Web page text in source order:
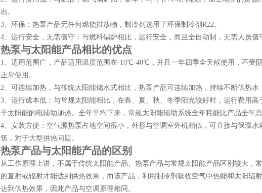
出。
3、环保：热泵产品无任何燃烧排放物，制冷剂选用了环保制冷剂R22。
4、运行安全，无需值守：与燃料锅炉相比，运行安全，而且全自动制，无需人员值
热泵与太阳能产品相比的优点
1、适用范围广，产品适用温度范围在-10℃-40℃，并且一年四季全天候使用，不受
正常使用。
2、可连续加热，与传统太阳能储水式相比，热泵产品可连续加热，持续不断供热水
3、运行成本低：与常规太阳能相比，在春、夏、秋、冬季阳光较好时，运行费用
于太阳能的电辅助加热。全年平均下来，常规太阳能辅助系统全年耗能比产品全年
4、安装方便：空气源热泵占地空间很小，外形与空调室外机相似，可直接与保温
筑，对于大型供热问题。
热泵产品与太阳能产品的区别
从工作原理上讲，不属于传统太阳能产品。热泵产品与常规太阳能产品区别较大，
的直射或辐射才能达到供热效果，而该产品，利用制冷剂吸收空气中热能和太阳辐
达到供热效果，因此产品与空调原理相同。